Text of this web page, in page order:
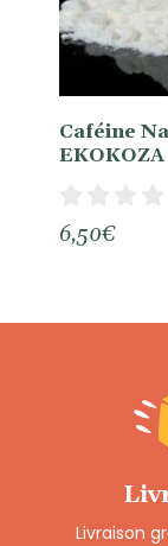
Caféine
EKOKOZA
6,50€
Livraison